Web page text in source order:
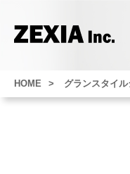
HOME グランスタイ